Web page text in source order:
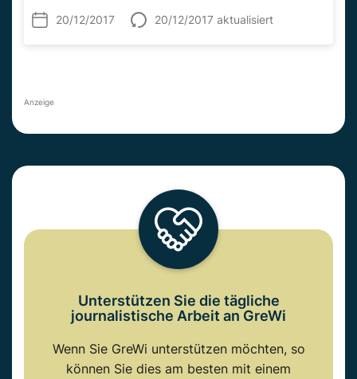
20/12/2017 20/12/2017 aktualisiert
Anzeige
Unterstützen Sie die tägliche
journalistische Arbeit an GreWi
Wenn Sie GreWi unterstützen möchten, so
können Sie dies am besten mit einem